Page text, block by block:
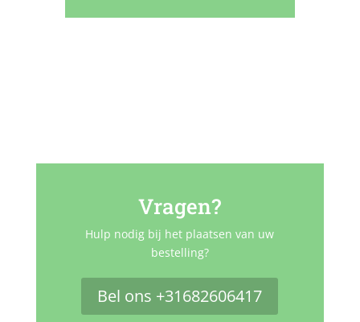
Vragen?
Hulp nodig bij het plaatsen van uw
bestelling?
Bel ons +31682606417